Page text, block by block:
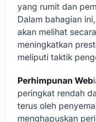
yang rumit dan
Dalam bahagian ini,
akan melihat
meningkatkan
meliputi taktik
Perhimpunan Web
peringkat rendah
terus oleh
menghapuskan